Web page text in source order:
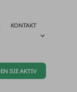
KONTAKT
SIE AKTIV